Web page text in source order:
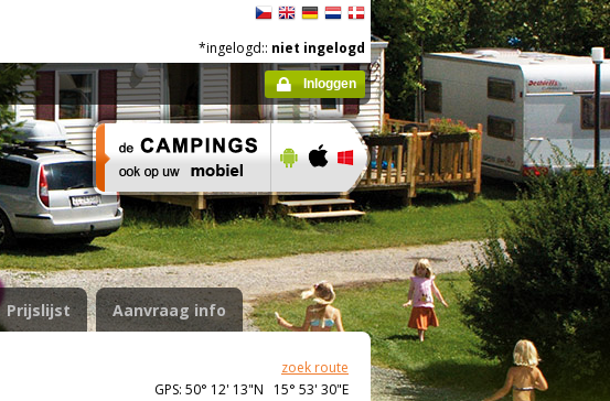
*ingelogd:: niet ingelogd
Inloggen
Prijslijst Aanvraag info
zoek route
GPS: 50° 12' 13"N 15° 53' 30"E